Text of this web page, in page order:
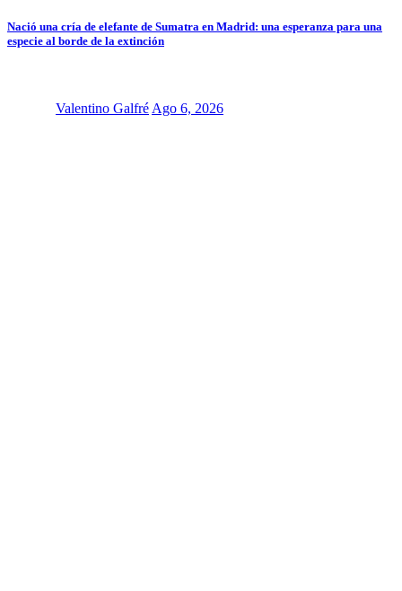
Nació una cría de elefante de Sumatra en Madrid: una esperanza para una
especie al borde de la extinción
Valentino Galfré Ago 6, 2026